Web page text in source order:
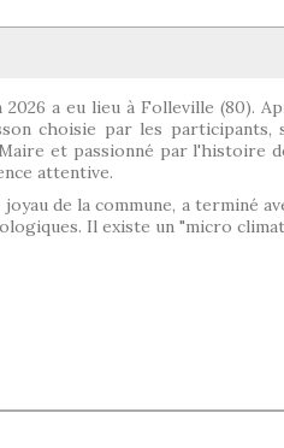
2026 a eu lieu à Folleville (80).
choisie par les participants,
et passionné par l'histoire
attentive.
de la commune, a terminé
Il existe un "micro